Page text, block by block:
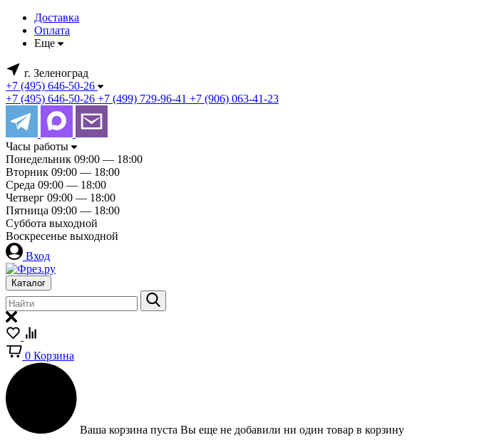
Доставка
Оплата
Еще
г. Зеленоград
+7 (495) 646-50-26
+7 (495) 646-50-26 +7 (499) 729-96-41 +7 (906) 063-41-23
Часы работы
Понедельник 09:00 — 18:00
Вторник 09:00 — 18:00
Среда 09:00 — 18:00
Четверг 09:00 — 18:00
Пятница 09:00 — 18:00
Суббота выходной
Воскресенье выходной
Вход
Каталог
0 Корзина
Ваша корзина пуста Вы еще не добавили ни один товар в корзину